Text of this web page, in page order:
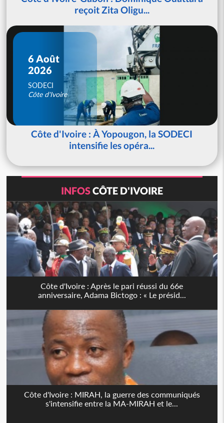
reçoit Zita Oligu...
6 Août
2026
SODECI
Côte d'Ivoire
Côte d'Ivoire : À Yopougon, la SODECI
intensifie les opéra...
INFOSCÔTE D'IVOIRE
Côte d'Ivoire : Après le pari réussi du 66e
anniversaire, Adama Bictogo : « Le présid...
Côte d'Ivoire : MIRAH, la guerre des communiqués
s'intensifie entre la MA-MIRAH et le...